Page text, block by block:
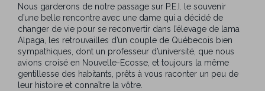
Nous garderons de notre passage sur P.E.I. le souvenir
d’une belle rencontre avec une dame qui a décidé de
changer de vie pour se reconvertir dans l’élevage de lama
Alpaga, les retrouvailles d’un couple de Québecois bien
sympathiques, dont un professeur d’université, que nous
avions croisé en Nouvelle-Ecosse, et toujours la même
gentillesse des habitants, prêts à vous raconter un peu de
leur histoire et connaître la vôtre.